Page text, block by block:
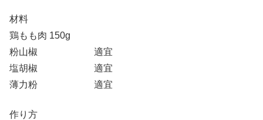
材料
鶏もも肉 150g
粉山椒 適宜
塩胡椒 適宜
薄力粉 適宜
作り方